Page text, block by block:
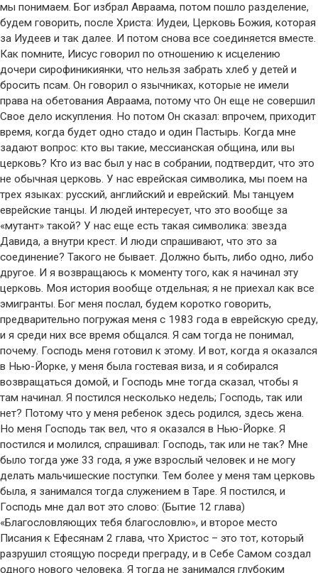
мы понимаем. Бог избрал Авраама, потом пошло разделение,
будем говорить, после Христа: Иудеи, Церковь Божия, которая
за Иудеев и так далее. И потом снова все соединяется вместе.
Как помните, Иисус говорил по отношению к исцелению
дочери сирофиникиянки, что нельзя забрать хлеб у детей и
бросить псам. Он говорил о язычниках, которые не имели
права на обетования Авраама, потому что Он еще не совершил
Свое дело искупления. Но потом Он сказал: впрочем, приходит
время, когда будет одно стадо и один Пастырь. Когда мне
задают вопрос: кто вы такие, мессианская община, или вы
церковь? Кто из вас был у нас в собрании, подтвердит, что это
не обычная церковь. У нас еврейская символика, мы поем на
трех языках: русский, английский и еврейский. Мы танцуем
еврейские танцы. И людей интересует, что это вообще за
«мутант» такой? У нас еще есть такая символика: звезда
Давида, а внутри крест. И люди спрашивают, что это за
соединение? Такого не бывает. Должно быть, либо одно, либо
другое. И я возвращаюсь к моменту того, как я начинал эту
церковь. Моя история вообще отдельная; я не приехал как все
эмигранты. Бог меня послал, будем коротко говорить,
предварительно погружая меня с 1983 года в еврейскую среду,
и я среди них все время общался. Я сам тогда не понимал,
почему. Господь меня готовил к этому. И вот, когда я оказался
в Нью-Йорке, у меня была гостевая виза, и я собирался
возвращаться домой, и Господь мне тогда сказал, чтобы я
там начинал. Я постился несколько недель; Господь, так или
нет? Потому что у меня ребенок здесь родился, здесь жена.
Но меня Господь так вел, что я оказался в Нью-Йорке. Я
постился и молился, спрашивал: Господь, так или не так? Мне
было тогда уже 33 года, я уже взрослый человек и не могу
делать мальчишеские поступки. Тем более у меня там церковь
была, я занимался тогда служением в Таре. Я постился, и
Господь мне дал вот это слово: (Бытие 12 глава)
«Благословляющих тебя благословлю», и второе место
Писания к Ефесянам 2 глава, что Христос – это тот, который
разрушил стоящую посреди преграду, и в Себе Самом создал
одного нового человека. Я тогда не занимался глубоким